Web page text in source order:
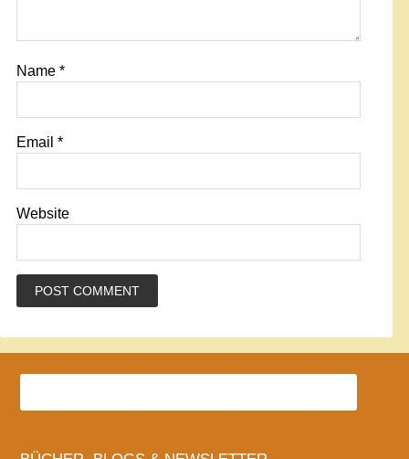
Name *
Email *
Website